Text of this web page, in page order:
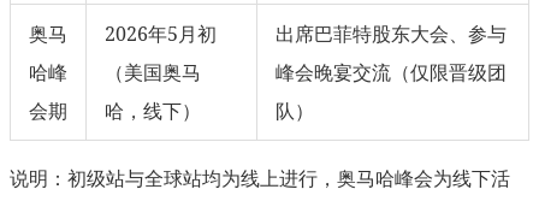
奥马
哈峰
会期
2026年5月初
（美国奥马
哈，线下）
出席巴菲特股东大会、参与
峰会晚宴交流（仅限晋级团
队）
说明：初级站与全球站均为线上进行，奥马哈峰会为线下活